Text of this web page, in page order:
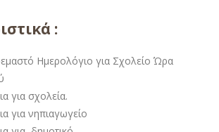
:
Ημερολόγιο για Σχολείο Ώρα
για σχολεία.
για νηπιαγωγείο